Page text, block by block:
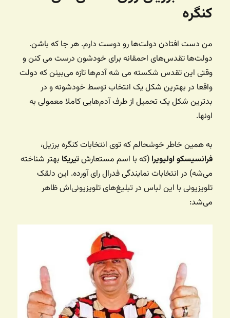
کنگره
من دست افتادن دولت‌ها رو دوست دارم. هر جا که باشن.
دولت‌ها تقدس‌های احمقانه برای خودشون درست می کنن و
وقتی این تقدس شکسته می شه آدم‌ها تازه می‌بینن که دولت
واقعا در بهترین شکل یک انتخاب توسط خودشونه و در
بدترین شکل یک تحمیل از طرف آدم‌هایی کاملا معمولی به
اونها.
به همین خاطر خوشحالم که توی انتخابات کنگره برزیل،
فرانسیسکو اولیویرا (که با اسم مستعارشتیریکا بهتر شناخته
می‌شه) در انتخابات نمایندگی فدرال رای آورده. این دلقک
تلویزیونی با این لباس در تبلیغ‌های تلویزیونی‌اش ظاهر
می‌شد: